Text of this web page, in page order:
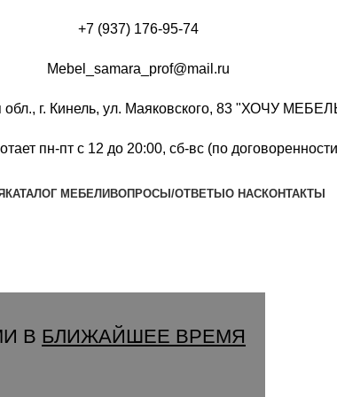
+7 (937) 176-95-74
Mebel_samara_prof@mail.ru
обл., г. Кинель, ул. Маяковского, 83 "ХОЧУ
пн-пт с 12 до 20:00, сб-вс (по
КАТАЛОГ МЕБЕЛИ ВОПРОСЫ/ОТВЕТЫ О НАСКОНТАКТЫ
В БЛИЖАЙШЕЕ ВРЕМЯ